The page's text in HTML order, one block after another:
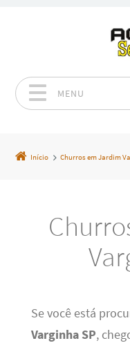
MENU
Início Churros em Jardim
Se você está
Varginha SP,